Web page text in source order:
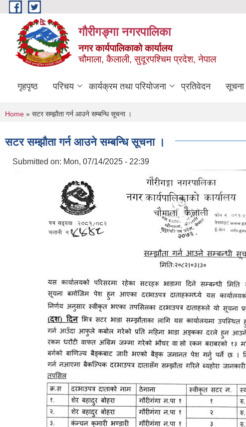
Skip to main content
गौरीगङ्गा नगरपालिका
नगर कार्यपालिकाको कार्यालय
चौमाला, कैलाली, सुदूरपश्चिम प्रदेश, नेपाल
गृहपृष्ठ परिचय कार्यक्रम तथा परियोजना प्रतिवेदन सूचना
You are here
Home » सटर सम्झौता गर्न आउने सम्बन्धि सूचना ।
सटर सम्झौता गर्न आउने सम्बन्धि सूचना ।
Submitted on: Mon, 07/14/2025 - 22:39